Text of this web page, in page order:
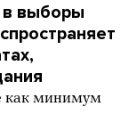
в выборы
как минимум